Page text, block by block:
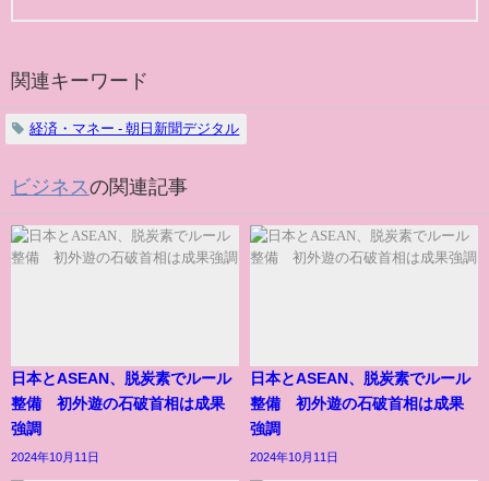
関連キーワード
経済・マネー - 朝日新聞デジタル
ビジネスの関連記事
日本とASEAN、脱炭素でルール
整備 初外遊の石破首相は成果
強調
2024年10月11日
日本とASEAN、脱炭素でルール
整備 初外遊の石破首相は成果
強調
2024年10月11日